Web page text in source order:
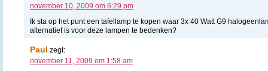
november 10, 2009 om 6:29 pm
Ik sta op het punt een tafellamp te kopen waar 3x 40 Watt G9
alternatief is voor deze lampen te bedenken?
Paul zegt:
november 11, 2009 om 1:58 am